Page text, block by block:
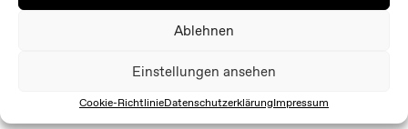
Ablehnen
Einstellungen ansehen
Cookie-RichtlinieDatenschutzerklärungImpressum